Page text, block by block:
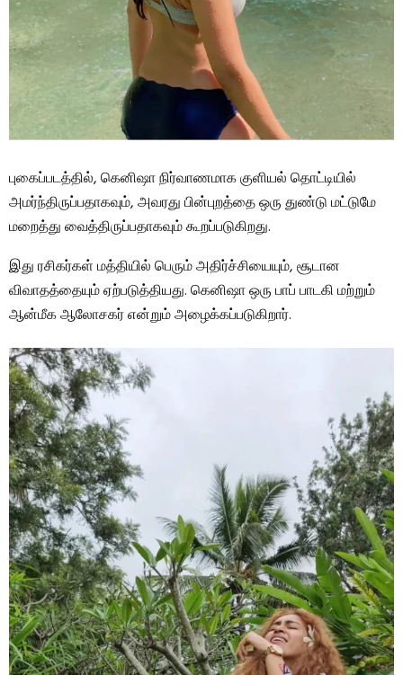
புகைப்படத்தில், கெனிஷா நிர்வாணமாக குளியல் தொட்டியில்
அமர்ந்திருப்பதாகவும், அவரது பின்புறத்தை ஒரு துண்டு மட்டுமே
மறைத்து வைத்திருப்பதாகவும் கூறப்படுகிறது.
இது ரசிகர்கள் மத்தியில் பெரும் அதிர்ச்சியையும், சூடான
விவாதத்தையும் ஏற்படுத்தியது. கெனிஷா ஒரு பாப் பாடகி மற்றும்
ஆன்மீக ஆலோசகர் என்றும் அழைக்கப்படுகிறார்.